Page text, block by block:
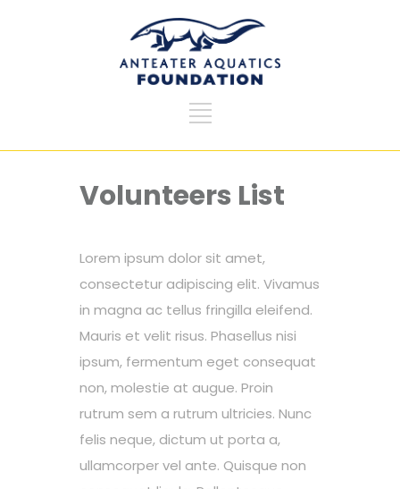
Volunteers List
Lorem ipsum dolor sit amet,
consectetur adipiscing elit. Vivamus
in magna ac tellus fringilla eleifend.
Mauris et velit risus. Phasellus nisi
ipsum, fermentum eget consequat
non, molestie at augue. Proin
rutrum sem a rutrum ultricies. Nunc
felis neque, dictum ut porta a,
ullamcorper vel ante. Quisque non